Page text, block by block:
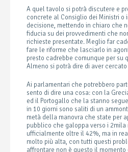
A quel tavolo si potrà discutere e
concrete al Consiglio dei Ministri o
decisione, mettendo in chiaro che
fiducia su dei provvedimenti che
richieste presentate. Meglio far
fare le riforme che lasciarlo in
presto cadrebbe comunque per su
Almeno si potrà dire di aver
Ai parlamentari che potrebbero
sento di dire una cosa: con la
ed il Portogallo che la stanno
in 10 giorni sono saliti di un
metà della manovra che state per
pubblico che galoppa verso i
ufficialmente oltre il 42%, ma in
molto più alta, con tutti questi
affrontare non è questo il